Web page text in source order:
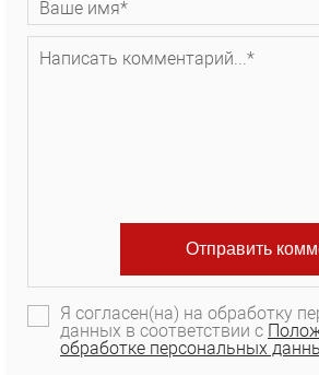
Я согласен(на) на обработку
данных в соответствии с
обработке персональных